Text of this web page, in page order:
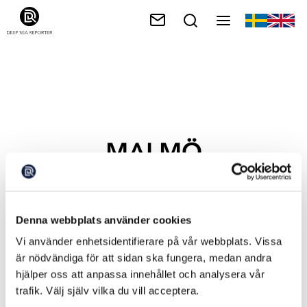
Denna webbplats använder cookies
Vi använder enhetsidentifierare på vår webbplats. Vissa
är nödvändiga för att sidan ska fungera, medan andra
hjälper oss att anpassa innehållet och analysera vår
trafik. Välj själv vilka du vill acceptera.
MALMÖ